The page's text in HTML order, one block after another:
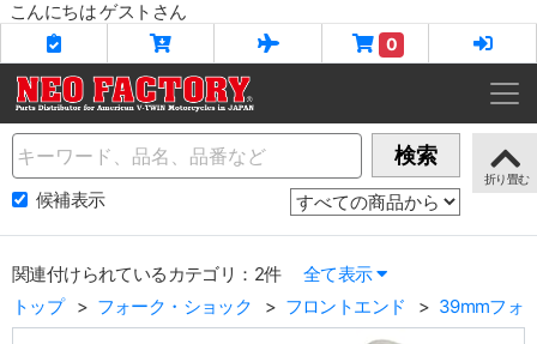
こんにちは ゲストさん
0
Name 検索
候補表示
関連付けられているカテゴリ：2件
全て表示
トップ
フォーク・ショック フロントエンド 39mmフォ